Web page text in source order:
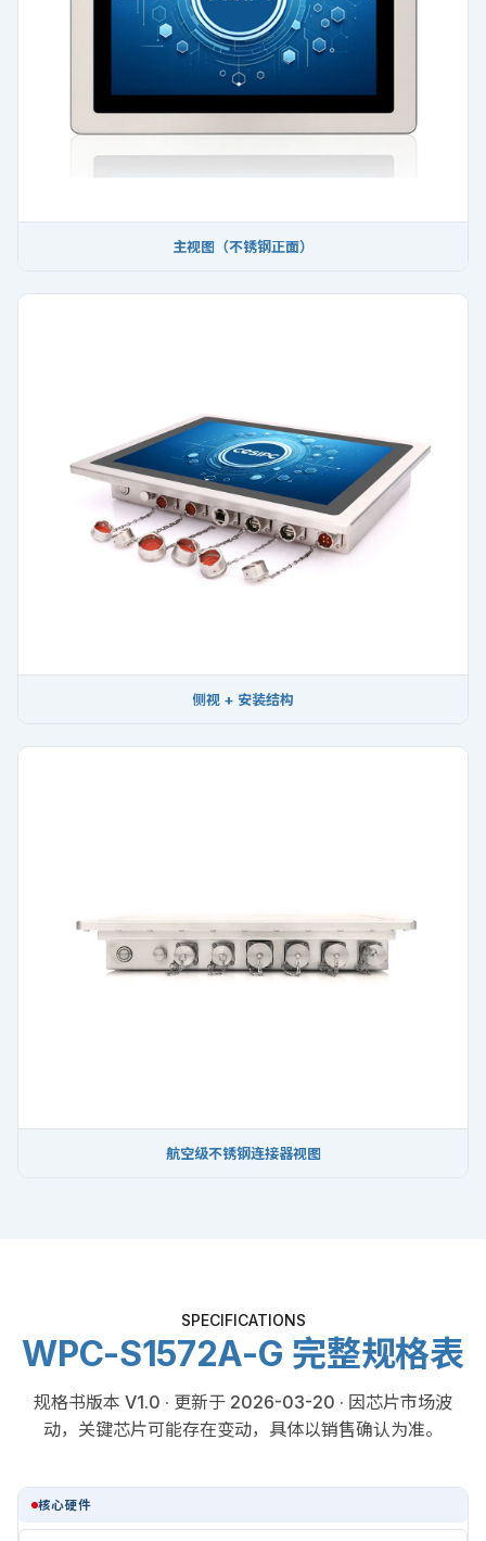
主视图（不锈钢正面）
侧视 + 安装结构
航空级不锈钢连接器视图
SPECIFICATIONS
WPC-S1572A-G 完整规格表
规格书版本 V1.0 · 更新于 2026-03-20 · 因芯片市场波
动，关键芯片可能存在变动，具体以销售确认为准。
核心硬件